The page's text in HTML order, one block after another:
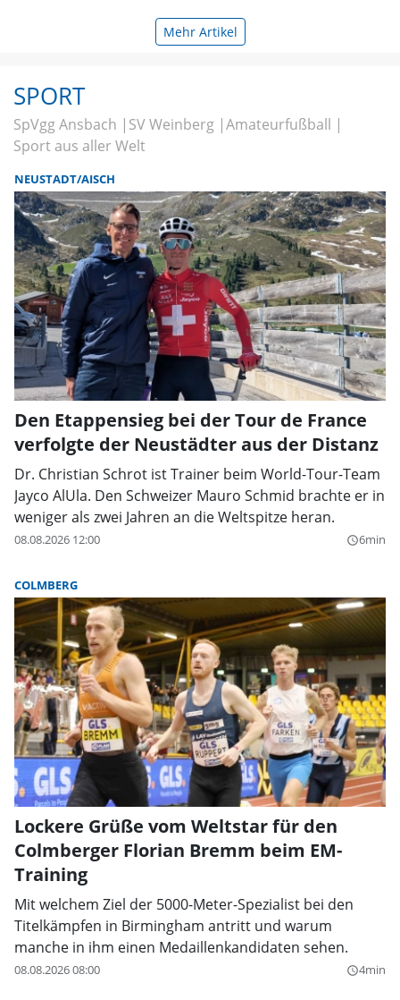
Mehr Artikel
SPORT
SpVgg Ansbach SV Weinberg Amateurfußball
Sport aus aller Welt
NEUSTADT/AISCH
Den Etappensieg bei der Tour de France
verfolgte der Neustädter aus der Distanz
Dr. Christian Schrot ist Trainer beim World-Tour-Team
Jayco AlUla. Den Schweizer Mauro Schmid brachte er in
weniger als zwei Jahren an die Weltspitze heran.
08.08.2026 12:00 query_builder6min
COLMBERG
Lockere Grüße vom Weltstar für den
Colmberger Florian Bremm beim EM-
Training
Mit welchem Ziel der 5000-Meter-Spezialist bei den
Titelkämpfen in Birmingham antritt und warum
manche in ihm einen Medaillenkandidaten sehen.
08.08.2026 08:00 query_builder4min